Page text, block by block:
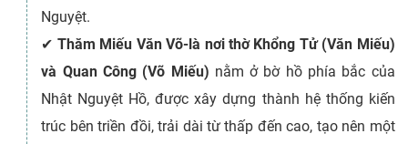
Nguyệt.
✔ Thăm Miếu Văn Võ-là nơi thờ Khổng Tử (Văn Miếu)
và Quan Công (Võ Miếu) nằm ở bờ hồ phía bắc của
Nhật Nguyệt Hồ, được xây dựng thành hệ thống kiến
trúc bên triền đồi, trải dài từ thấp đến cao, tạo nên một